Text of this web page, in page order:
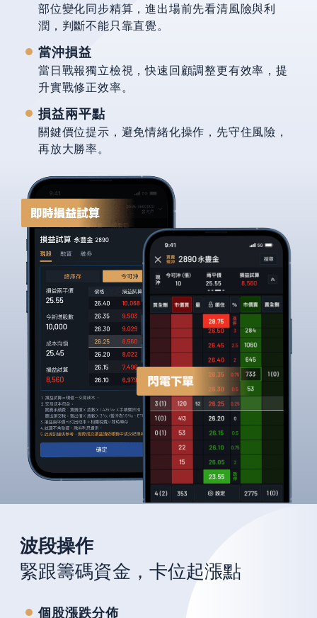
部位變化同步精算，進出場前先看清風險與利
潤，判斷不能只靠直覺。
當沖損益
當日戰報獨立檢視，快速回顧調整更有效率，提
升實戰修正效率。
損益兩平點
關鍵價位提示，避免情緒化操作，先守住風險，
再放大勝率。
波段操作
緊跟籌碼資金，卡位起漲點
個股漲跌分佈